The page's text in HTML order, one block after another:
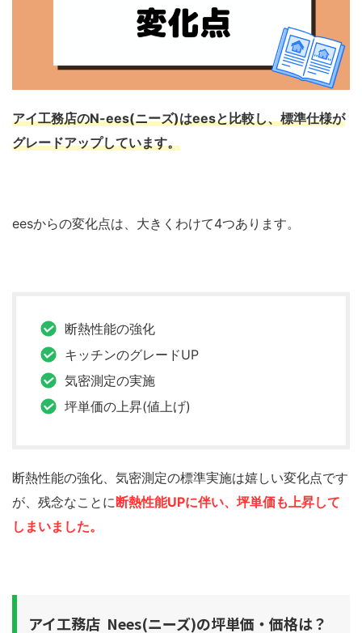
アイ工務店のN-ees(ニーズ)はeesと比較し、標準仕様が
グレードアップしています。
eesからの変化点は、大きくわけて4つあります。
断熱性能の強化
キッチンのグレードUP
気密測定の実施
坪単価の上昇(値上げ)
断熱性能の強化、気密測定の標準実施は嬉しい変化点です
が、残念なことに断熱性能UPに伴い、坪単価も上昇して
しまいました。
アイ工務店 Nees(ニーズ)の坪単価・価格は？